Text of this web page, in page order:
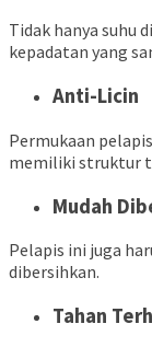
Tidak hanya suhu
kepadatan yang
Anti-Licin
Permukaan
memiliki struktur
Mudah
Pelapis ini juga
dibersihkan.
Tahan